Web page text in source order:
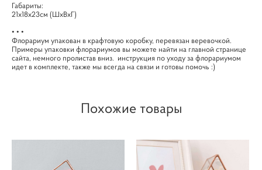
Габариты:
21х18х23см (ШхВхГ)
• • •
Флорариум упакован в крафтовую коробку, перевязан веревочкой.
Примеры упаковки флорариумов вы можете найти на главной странице
сайта, немного пролистав вниз. инструкция по уходу за флорариумом
идет в комплекте, также мы всегда на связи и готовы помочь :)
Похожие товары